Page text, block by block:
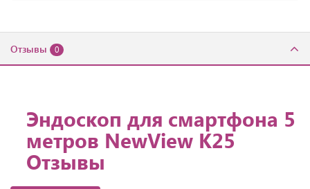
Отзывы 0
Эндоскоп для смартфона 5
метров NewView K25
Отзывы